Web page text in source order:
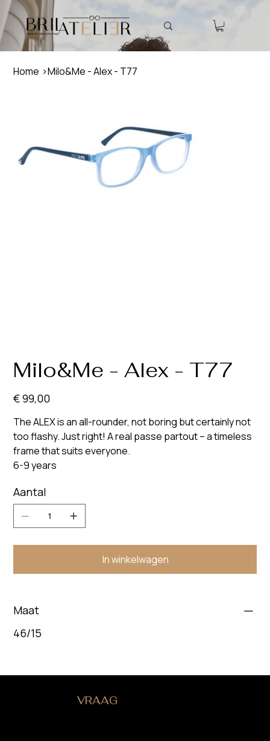
Home >Milo&Me - Alex - T77
Milo&Me - Alex - T77
Prijs
€ 99,00
The ALEX is an all-rounder, not boring but certainly not
too flashy. Just right! A real passe partout – a timeless
frame that suits everyone.
6-9 years
Aantal
In winkelwagen
Maat
46/15
HEB JE EENVRAAG